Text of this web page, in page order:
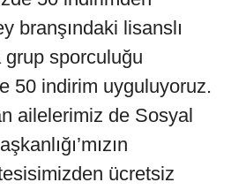
branşındaki lisanslı
grup sporculuğu
50 indirim uyguluyoruz.
ailelerimiz de Sosyal
ücretsiz